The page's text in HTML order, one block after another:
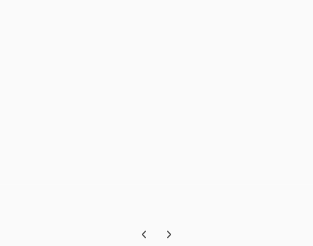
Previous carousel slide
Next carousel slide